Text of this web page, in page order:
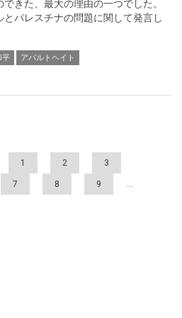
きた、最大の理由の一つでした。
パレスチナの問題に関して発言し
平 アパルトヘイト
1 2 3
7 8 9 …